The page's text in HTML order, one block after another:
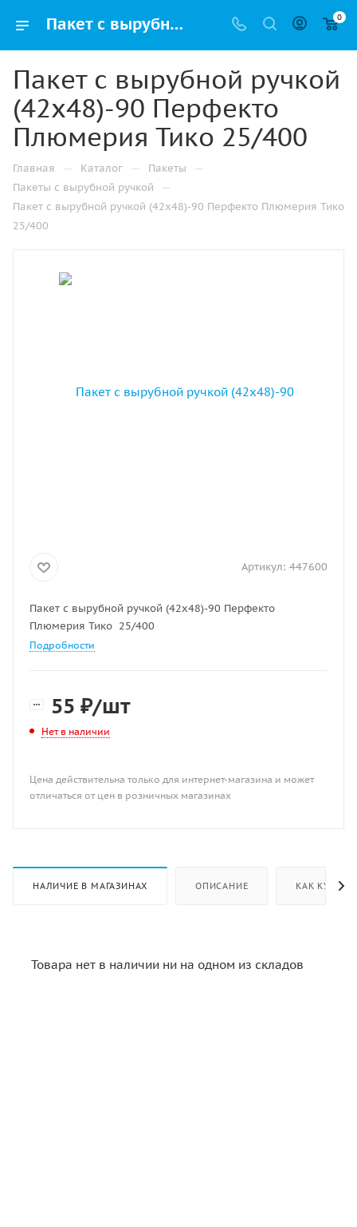
Пакет с вырубной ручкой (42х48)-90 Перфекто Плюмерия Тико 25/400 купить в Москве с доставкой оптом и в розницу 0
Пакет с вырубной ручкой
(42х48)-90 Перфекто
Плюмерия Тико 25/400
Главная — Каталог — Пакеты —
Пакеты с вырубной ручкой —
Пакет с вырубной ручкой (42х48)-90 Перфекто Плюмерия Тико
25/400
Артикул: 447600
Пакет с вырубной ручкой (42х48)-90 Перфекто
Плюмерия Тико 25/400
Подробности
55 ₽/шт
Нет в наличии
Цена действительна только для интернет-магазина и может
отличаться от цен в розничных магазинах
НАЛИЧИЕ В МАГАЗИНАХ ОПИСАНИЕ КАК КУПИТЬ
Товара нет в наличии ни на одном из складов